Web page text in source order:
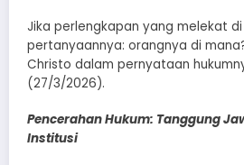
Jika perlengkapan yang melekat
pertanyaannya: orangnya di
Christo dalam pernyataan
(27/3/2026).
​Pencerahan Hukum: Tanggung
Institusi